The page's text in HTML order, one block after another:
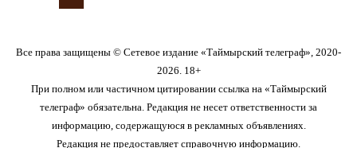
Все права защищены © Сетевое издание «Таймырский телеграф», 2020-
2026. 18+
При полном или частичном цитировании ссылка на «Таймырский
телеграф» обязательна. Редакция не несет ответственности за
информацию, содержащуюся в рекламных объявлениях.
Редакция не предоставляет справочную информацию.